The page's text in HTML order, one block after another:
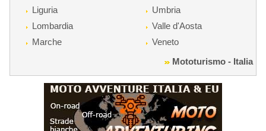
Liguria
Lombardia
Marche
Umbria
Valle d'Aosta
Veneto
Mototurismo - Italia